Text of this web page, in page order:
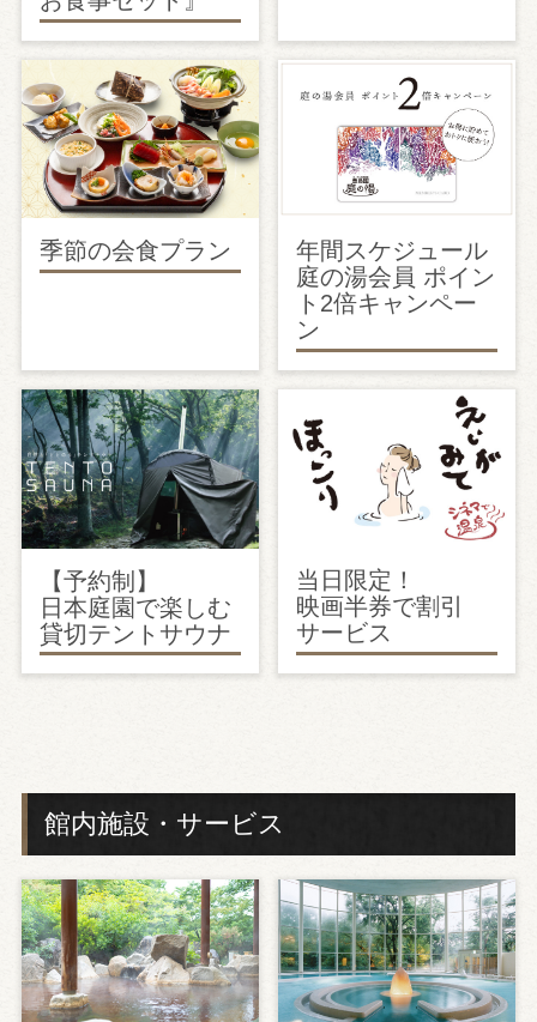
季節の会食プラン
年間スケジュール
庭の湯会員 ポイン
ト2倍キャンペー
ン
【予約制】
日本庭園で楽しむ
貸切テントサウナ
当日限定！
映画半券で割引
サービス
館内施設・サービス